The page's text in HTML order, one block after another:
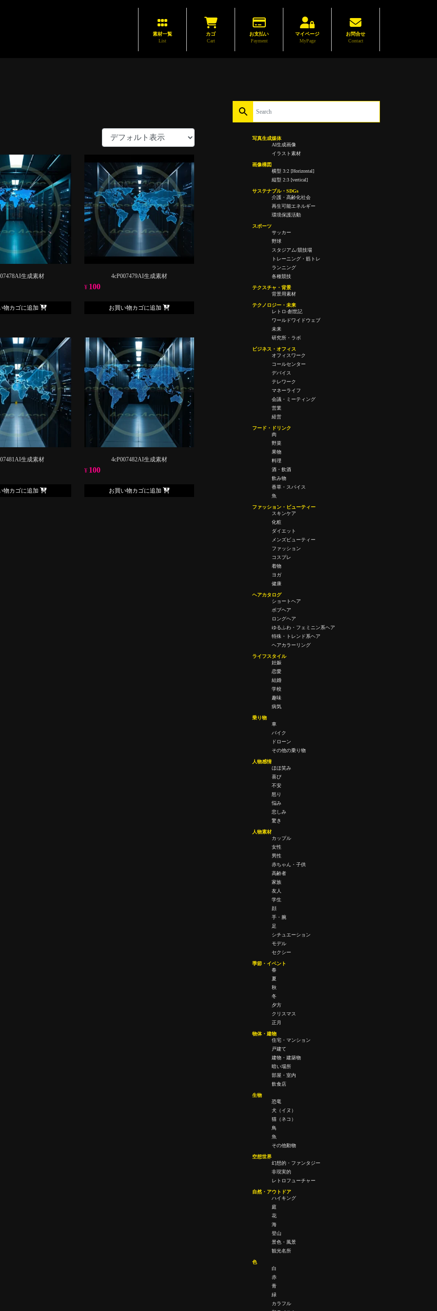
素材一覧
List
カゴ
Cart
お支払い
Payment
マイページ
MyPage
お問合せ
Contact
生成素材
物カゴに追加
4cP007479AI生成素材
¥ 100
お買い物カゴに追加
生成素材
物カゴに追加
4cP007482AI生成素材
¥ 100
お買い物カゴに追加
写真生成媒体
AI生成画像
イラスト素材
画像構図
横型 3:2 [Horizontal]
縦型 2:3 [vertical]
サステナブル・SDGs
介護・高齢化社会
再生可能エネルギー
環境保護活動
スポーツ
サッカー
野球
スタジアム/競技場
トレーニング・筋トレ
ランニング
各種競技
テクスチャ・背景
背景用素材
テクノロジー・未来
レトロ-創世記
ワールドワイドウェブ
未来
研究所・ラボ
ビジネス・オフィス
オフィスワーク
コールセンター
デバイス
テレワーク
マネーライフ
会議・ミーティング
営業
経営
フード・ドリンク
肉
野菜
果物
料理
酒・飲酒
飲み物
香草・スパイス
魚
ファッション・ビューティー
スキンケア
化粧
ダイエット
メンズビューティー
ファッション
コスプレ
着物
ヨガ
健康
ヘアカタログ
ショートヘア
ボブヘア
ロングヘア
ゆるふわ・フェミニン系ヘア
特殊・トレンド系ヘア
ヘアカラーリング
ライフスタイル
妊娠
恋愛
結婚
学校
趣味
病気
乗り物
車
バイク
ドローン
その他の乗り物
人物感情
ほほ笑み
喜び
不安
怒り
悩み
悲しみ
驚き
人物素材
カップル
女性
男性
赤ちゃん・子供
高齢者
家族
友人
学生
顔
手・腕
足
シチュエーション
モデル
セクシー
季節・イベント
春
夏
秋
冬
夕方
クリスマス
正月
物体・建物
住宅・マンション
戸建て
建物・建築物
暗い場所
部屋・室内
飲食店
生物
恐竜
犬（イヌ）
猫（ネコ）
鳥
魚
その他動物
空想世界
幻想的・ファンタジー
非現実的
レトロフューチャー
自然・アウトドア
ハイキング
庭
花
海
登山
景色・風景
観光名所
色
白
赤
青
緑
カラフル